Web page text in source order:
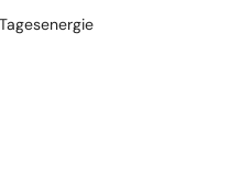
Tagesenergie